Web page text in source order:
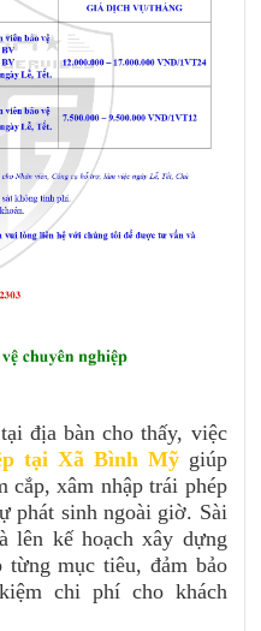
địa bàn cho thấy, việc
tại Xã Bình Mỹgiúp
cắp, xâm nhập trái phép
phát sinh ngoài giờ. Sài
lên kế hoạch xây dựng
từng mục tiêu, đảm bảo
chi phí cho khách